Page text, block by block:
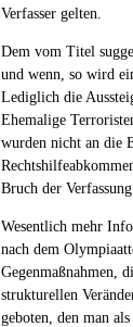
Verfasser gelten.
Dem vom Titel
und wenn, so wird
Lediglich die
Ehemalige
wurden nicht an die
Bruch der
Wesentlich mehr
nach dem
Gegenmaßnahmen,
strukturellen
geboten, den man